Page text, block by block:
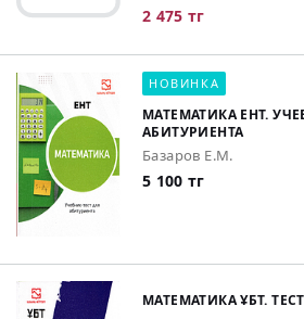
2 475 тг
НОВИНКА
МАТЕМАТИКА ЕНТ.
АБИТУРИЕНТА
Базаров Е.М.
5 100 тг
МАТЕМАТИКА ҰБТ.